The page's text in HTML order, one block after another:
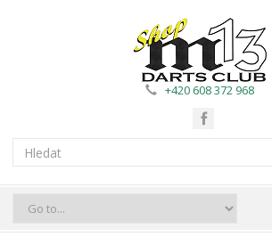
+420 608 372 968